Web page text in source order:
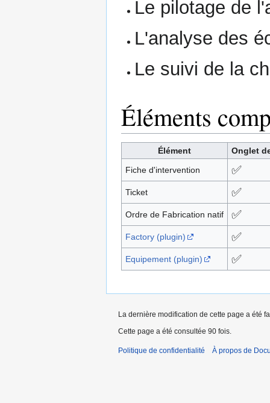
Le pilotage de
L'analyse des
Le suivi de la
Éléments
Élément
Onglet
Fiche d'intervention
✅
Ticket ✅
Ordre de Fabrication natif ✅
Factory (plugin) ✅
Equipement (plugin) ✅
La dernière modification de cette page a été
Cette page a été consultée 90 fois.
Politique de confidentialité À propos de